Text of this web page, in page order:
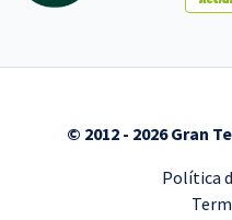
© 2012 - 2026 Gran
Política